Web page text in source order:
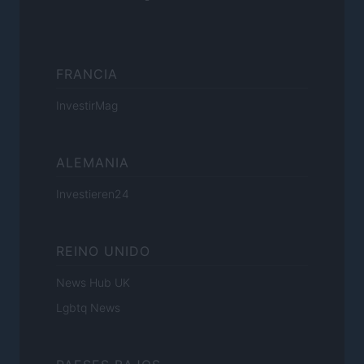
FRANCIA
InvestirMag
ALEMANIA
Investieren24
REINO UNIDO
News Hub UK
Lgbtq News